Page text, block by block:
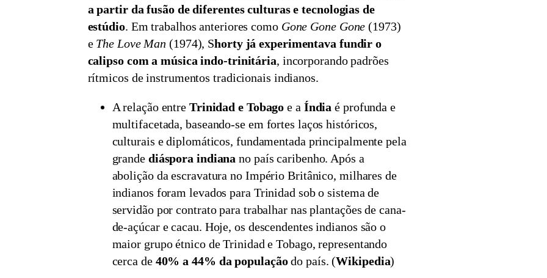
a partir da fusão de diferentes culturas e tecnologias de
estúdio. Em trabalhos anteriores como Gone Gone Gone (1973)
e The Love Man (1974), Shorty já experimentava fundir o
calipso com a música indo-trinitária, incorporando padrões
rítmicos de instrumentos tradicionais indianos.
A relação entre Trinidad e Tobago e a Índia é profunda e
multifacetada, baseando-se em fortes laços históricos,
culturais e diplomáticos, fundamentada principalmente pela
grande diáspora indiana no país caribenho. Após a
abolição da escravatura no Império Britânico, milhares de
indianos foram levados para Trinidad sob o sistema de
servidão por contrato para trabalhar nas plantações de cana-
de-açúcar e cacau. Hoje, os descendentes indianos são o
maior grupo étnico de Trinidad e Tobago, representando
cerca de 40% a 44% da populaçãodo país. (Wikipedia)